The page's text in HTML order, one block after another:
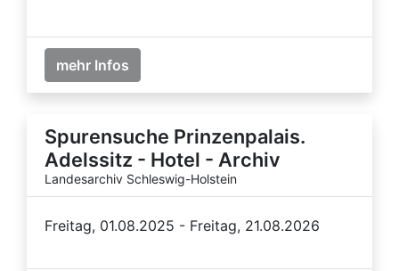
mehr Infos
Spurensuche Prinzenpalais.
Adelssitz - Hotel - Archiv
Landesarchiv Schleswig-Holstein
Freitag, 01.08.2025 - Freitag, 21.08.2026